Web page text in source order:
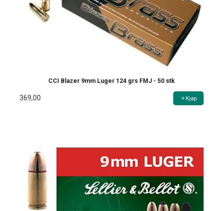
CCI Blazer 9mm Luger 124 grs FMJ - 50 stk
369,00 Kjøp